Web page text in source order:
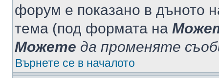
форум е показано в дъното
тема (под формата на
Можете да променяте
Върнете се в началото